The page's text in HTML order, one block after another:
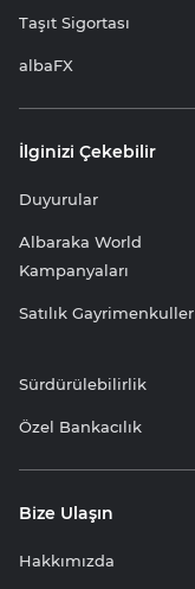
Taşıt Sigortası
albaFX
İlginizi Çekebilir
Duyurular
Albaraka World
Kampanyaları
Satılık Gayrimenkuller
Sürdürülebilirlik
Özel Bankacılık
Bize Ulaşın
Hakkımızda